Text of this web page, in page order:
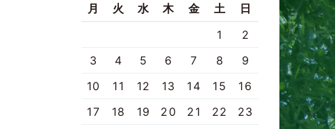
月 火 水 木 金 土 日
1
2
3
4 5 6 7 8
9
10
11 12 13 14 15
16
17
18 19 20 21 22
23